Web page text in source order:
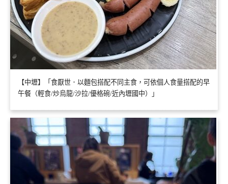
【中壢】「食厭世．以麵包搭配不同主食，可依個人食量搭配的早
午餐（輕食/炒烏龍/沙拉/優格碗/近內壢國中）」